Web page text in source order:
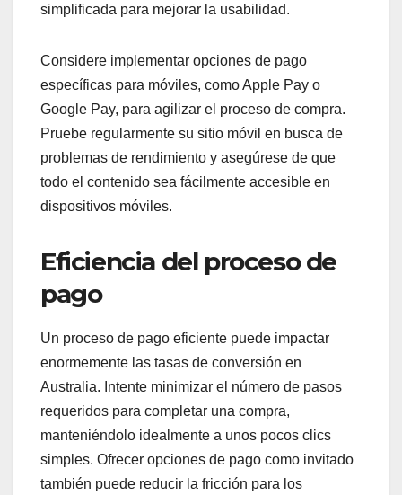
simplificada para mejorar la usabilidad.
Considere implementar opciones de pago
específicas para móviles, como Apple Pay o
Google Pay, para agilizar el proceso de compra.
Pruebe regularmente su sitio móvil en busca de
problemas de rendimiento y asegúrese de que
todo el contenido sea fácilmente accesible en
dispositivos móviles.
Eficiencia del proceso de
pago
Un proceso de pago eficiente puede impactar
enormemente las tasas de conversión en
Australia. Intente minimizar el número de pasos
requeridos para completar una compra,
manteniéndolo idealmente a unos pocos clics
simples. Ofrecer opciones de pago como invitado
también puede reducir la fricción para los